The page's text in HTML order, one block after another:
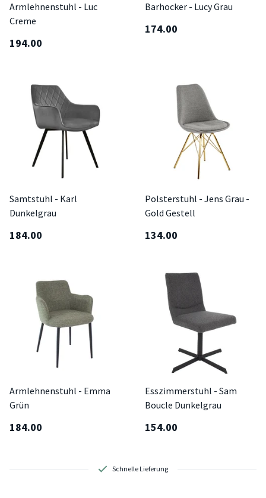
Armlehnenstuhl - Luc
Creme
194.00
Barhocker - Lucy Grau
174.00
Samtstuhl - Karl
Dunkelgrau
184.00
Polsterstuhl - Jens Grau -
Gold Gestell
134.00
Armlehnenstuhl - Emma
Grün
184.00
Esszimmerstuhl - Sam
Boucle Dunkelgrau
154.00
Schnelle Lieferung